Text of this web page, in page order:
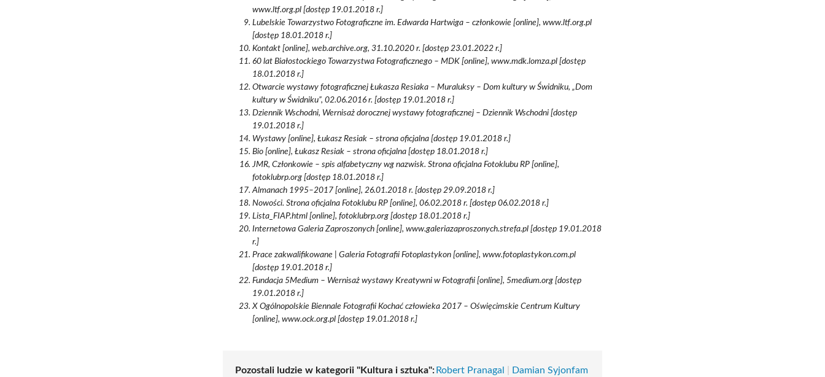
www.ltf.org.pl [dostęp 19.01.2018 r.]
Lubelskie Towarzystwo Fotograficzne im. Edwarda Hartwiga – członkowie [online], www.ltf.org.pl
[dostęp 18.01.2018 r.]
Kontakt [online], web.archive.org, 31.10.2020 r. [dostęp 23.01.2022 r.]
60 lat Białostockiego Towarzystwa Fotograficznego – MDK [online], www.mdk.lomza.pl [dostęp
18.01.2018 r.]
Otwarcie wystawy fotograficznej Łukasza Resiaka – Muraluksy – Dom kultury w Świdniku, „Dom
kultury w Świdniku”, 02.06.2016 r. [dostęp 19.01.2018 r.]
Dziennik Wschodni, Wernisaż dorocznej wystawy fotograficznej – Dziennik Wschodni [dostęp
19.01.2018 r.]
Wystawy [online], Łukasz Resiak – strona oficjalna [dostęp 19.01.2018 r.]
Bio [online], Łukasz Resiak – strona oficjalna [dostęp 18.01.2018 r.]
JMR, Członkowie – spis alfabetyczny wg nazwisk. Strona oficjalna Fotoklubu RP [online],
fotoklubrp.org [dostęp 18.01.2018 r.]
Almanach 1995–2017 [online], 26.01.2018 r. [dostęp 29.09.2018 r.]
Nowości. Strona oficjalna Fotoklubu RP [online], 06.02.2018 r. [dostęp 06.02.2018 r.]
Lista_FIAP.html [online], fotoklubrp.org [dostęp 18.01.2018 r.]
Internetowa Galeria Zaproszonych [online], www.galeriazaproszonych.strefa.pl [dostęp 19.01.2018
r.]
Prace zakwalifikowane | Galeria Fotografii Fotoplastykon [online], www.fotoplastykon.com.pl
[dostęp 19.01.2018 r.]
Fundacja 5Medium – Wernisaż wystawy Kreatywni w Fotografii [online], 5medium.org [dostęp
19.01.2018 r.]
X Ogólnopolskie Biennale Fotografii Kochać człowieka 2017 – Oświęcimskie Centrum Kultury
[online], www.ock.org.pl [dostęp 19.01.2018 r.]
Pozostali ludzie w kategorii "Kultura i sztuka":Robert Pranagal Damian Syjonfam